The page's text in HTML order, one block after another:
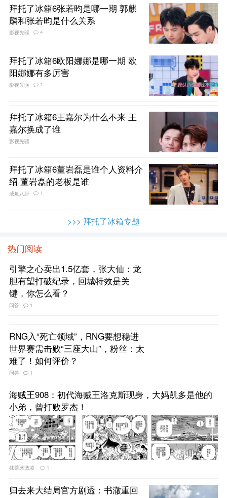
拜托了冰箱6张若昀是哪一期 郭麒
麟和张若昀是什么关系
影视先驱 4
拜托了冰箱6欧阳娜娜是哪一期 欧
阳娜娜有多厉害
影视先驱 1
拜托了冰箱6王嘉尔为什么不来 王
嘉尔换成了谁
影视先驱
拜托了冰箱6董岩磊是谁个人资料介
绍 董岩磊的老板是谁
咸鱼八卦 1
>>> 拜托了冰箱专题
热门阅读
引擎之心卖出1.5亿套，张大仙：龙
胆有望打破纪录，回城特效是关
键，你怎么看？
问答 1
RNG入“死亡领域”，RNG要想稳进
世界赛需击败“三座大山”，粉丝：太
难了！如何评价？
问答 1
海贼王908：初代海贼王洛克斯现身，大妈凯多是他的
小弟，曾打败罗杰！
抹茶冰激凌 1
归去来大结局官方剧透：书澈重回